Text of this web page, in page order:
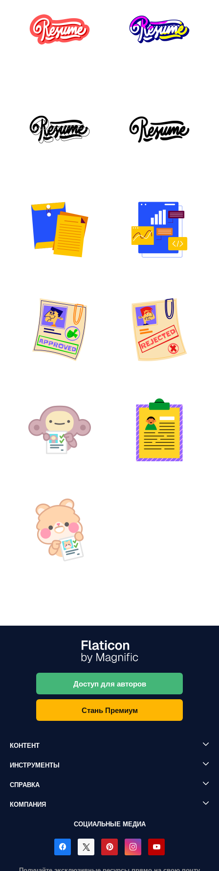
Доступ для авторов
Стань Премиум
КОНТЕНТ
ИНСТРУМЕНТЫ
СПРАВКА
КОМПАНИЯ
СОЦИАЛЬНЫЕ МЕДИА